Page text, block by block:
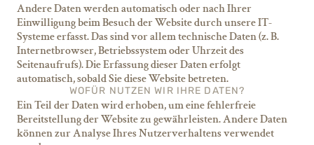
Andere Daten werden automatisch oder nach Ihrer
Einwilligung beim Besuch der Website durch unsere IT-
Systeme erfasst. Das sind vor allem technische Daten (z. B.
Internetbrowser, Betriebssystem oder Uhrzeit des
Seitenaufrufs). Die Erfassung dieser Daten erfolgt
automatisch, sobald Sie diese Website betreten.
WOFÜR NUTZEN WIR IHRE DATEN?
Ein Teil der Daten wird erhoben, um eine fehlerfreie
Bereitstellung der Website zu gewährleisten. Andere Daten
können zur Analyse Ihres Nutzerverhaltens verwendet